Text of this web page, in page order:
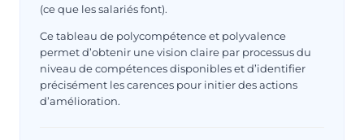
(ce que les salariés font).
Ce tableau de polycompétence et polyvalence
permet d’obtenir une vision claire par processus du
niveau de compétences disponibles et d’identifier
précisément les carences pour initier des actions
d’amélioration.